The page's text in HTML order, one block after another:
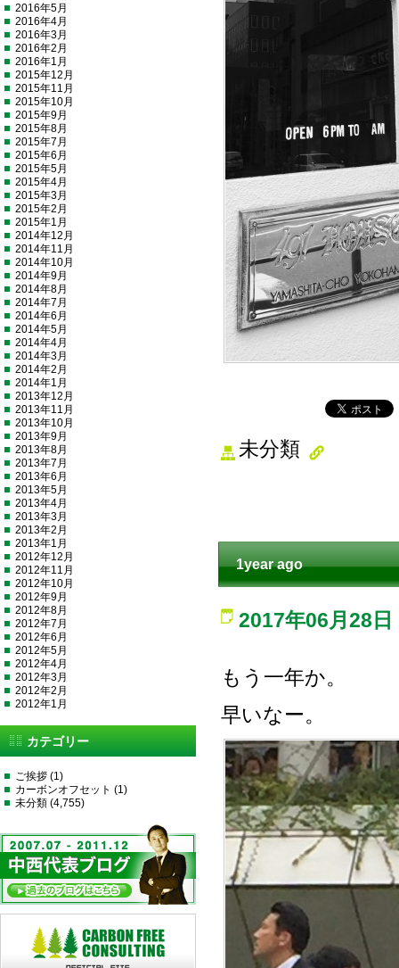
未分類
1year ago
2017年06月28日
もう一年か。
早いなー。
2016年5月
2016年4月
2016年3月
2016年2月
2016年1月
2015年12月
2015年11月
2015年10月
2015年9月
2015年8月
2015年7月
2015年6月
2015年5月
2015年4月
2015年3月
2015年2月
2015年1月
2014年12月
2014年11月
2014年10月
2014年9月
2014年8月
2014年7月
2014年6月
2014年5月
2014年4月
2014年3月
2014年2月
2014年1月
2013年12月
2013年11月
2013年10月
2013年9月
2013年8月
2013年7月
2013年6月
2013年5月
2013年4月
2013年3月
2013年2月
2013年1月
2012年12月
2012年11月
2012年10月
2012年9月
2012年8月
2012年7月
2012年6月
2012年5月
2012年4月
2012年3月
2012年2月
2012年1月
カテゴリー
ご挨拶 (1)
カーボンオフセット (1)
未分類 (4,755)